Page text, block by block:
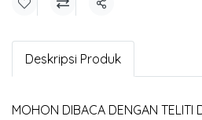
Share
Deskripsi Produk
MOHON DIBACA DENGAN TELITI